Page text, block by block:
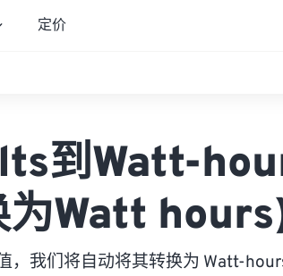
定价
到Watt-
为Watt
，我们将自动将其转换为 Watt-